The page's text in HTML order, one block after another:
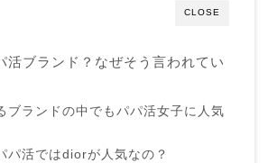
CLOSE
活ブランド？なぜそう言われてい
ブランドの中でもパパ活女子に人気
パ活ではdiorが人気なの？